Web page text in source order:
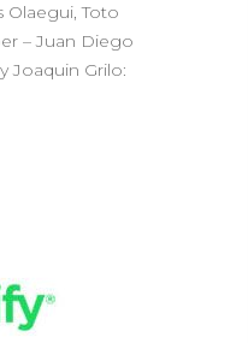
Olaegui, Toto
– Juan Diego
Joaquin Grilo: